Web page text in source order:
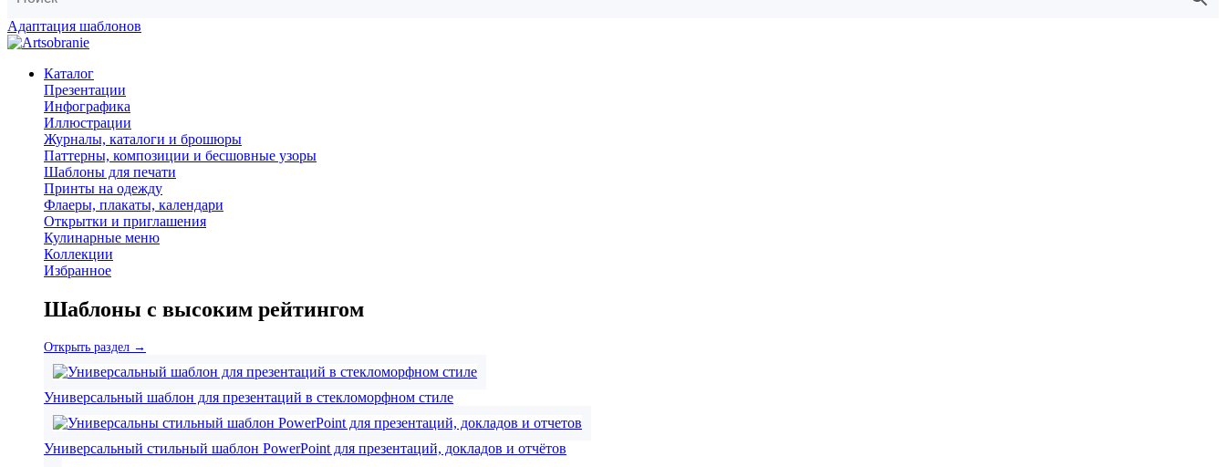
Адаптация шаблонов
Каталог
Презентации
Инфографика
Иллюстрации
Журналы, каталоги и брошюры
Паттерны, композиции и бесшовные узоры
Шаблоны для печати
Принты на одежду
Флаеры, плакаты, календари
Открытки и приглашения
Кулинарные меню
Коллекции
Избранное
Шаблоны с высоким рейтингом
Открыть раздел →
Универсальный шаблон для презентаций в стекломорфном стиле
Универсальный стильный шаблон PowerPoint для презентаций, докладов и отчётов